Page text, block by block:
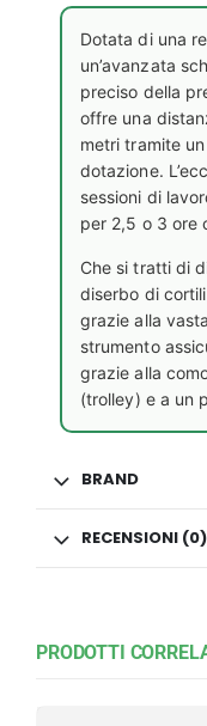
Dotata di una
un’avanzata
preciso della
offre una
metri tramite
dotazione.
sessioni di
per 2,5 o 3 ore
Che si tratti di
diserbo di
grazie alla
strumento
grazie alla
(trolley) e a un
BRAND
RECENSIONI (0)
PRODOTTI